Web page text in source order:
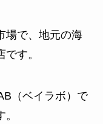
場で、地元の海
す。
（ベイラボ）で